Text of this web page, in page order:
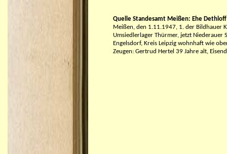
Quelle Standesamt Meißen: Ehe
Meißen, den 1.11.1947, 1. der Bildhauer
Umsiedlerlager Thürmer, jetzt Niederauer
Engelsdorf, Kreis Leipzig wohnhaft wie
Zeugen: Gertrud Hertel 39 Jahre alt,